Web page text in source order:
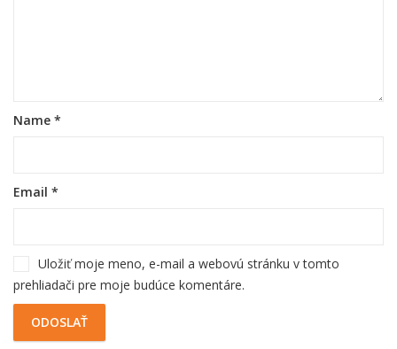
Name *
Email *
Uložiť moje meno, e-mail a webovú stránku v tomto
prehliadači pre moje budúce komentáre.